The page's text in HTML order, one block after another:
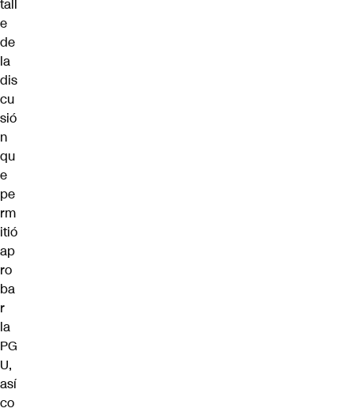
tall
e
de
la
dis
cu
sió
n
qu
e
pe
rm
itió
ap
ro
ba
r
la
PG
U,
así
co